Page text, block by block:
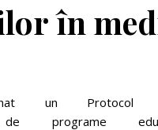
în
un Protocol
programe